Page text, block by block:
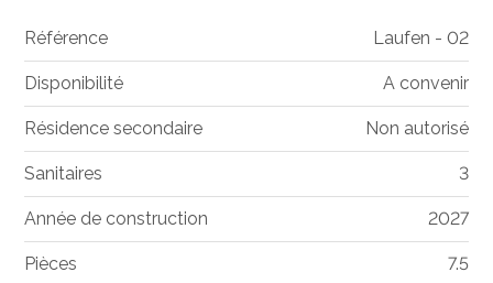
Référence Laufen - 02
Disponibilité A convenir
Résidence secondaire Non autorisé
Sanitaires 3
Année de construction 2027
Pièces 7.5